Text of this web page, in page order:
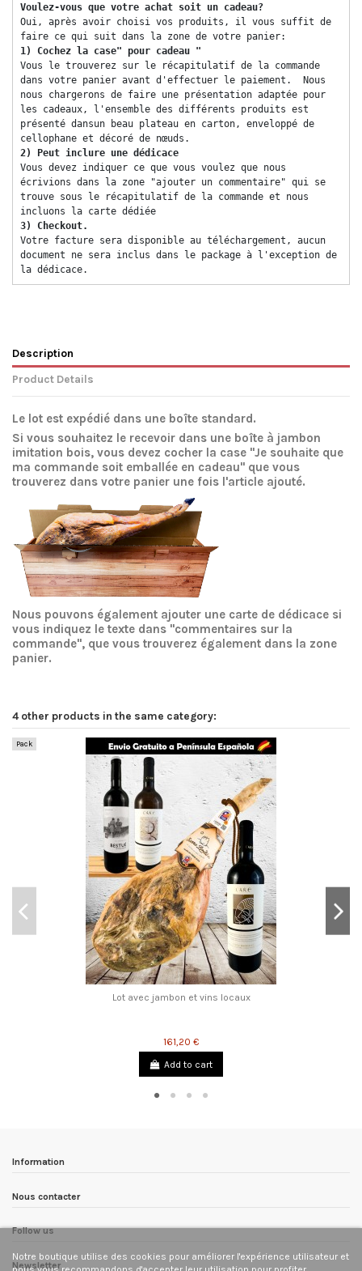
Voulez-vous que votre achat soit un cadeau?
Oui, après avoir choisi vos produits, il vous suffit de
faire ce qui suit dans la zone de votre panier:
1) Cochez la case" pour cadeau "
Vous le trouverez sur le récapitulatif de la commande
dans votre panier avant d'effectuer le paiement.  Nous
nous chargerons de faire une présentation adaptée pour
les cadeaux, l'ensemble des différents produits est
présenté dansun beau plateau en carton, enveloppé de
cellophane et décoré de nœuds.
2) Peut inclure une dédicace
Vous devez indiquer ce que vous voulez que nous
écrivions dans la zone "ajouter un commentaire" qui se
trouve sous le récapitulatif de la commande et nous
incluons la carte dédiée
3) Checkout.
Votre facture sera disponible au téléchargement, aucun
document ne sera inclus dans le package à l'exception de
la dédicace.
Description
Product Details
Le lot est expédié dans une boîte standard.
Si vous souhaitez le recevoir dans une boîte à jambon
imitation bois, vous devez cocher la case "Je souhaite que
ma commande soit emballée en cadeau" que vous
trouverez dans votre panier une fois l'article ajouté.
Nous pouvons également ajouter une carte de dédicace si
vous indiquez le texte dans "commentaires sur la
commande", que vous trouverez également dans la zone
panier.
4 other products in the same category:
Pack
Lot avec jambon et vins locaux
161,20 €
Add to cart
Information
Nous contacter
Notre boutique utilise des cookies pour améliorer l'expérience utilisateur et
Follow us
Newsletter